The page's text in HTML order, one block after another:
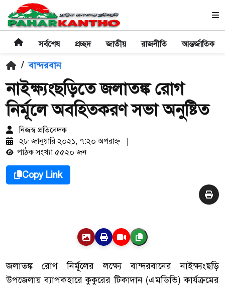
সর্বশেষ প্রচ্ছদ জাতীয় রাজনীতি আন্তর্জাতিক
/ বান্দরবান
নাইক্ষ্যংছড়িতে জলাতঙ্ক রোগ
নির্মূলে অবহিতকরণ সভা অনুষ্টিত
নিজস্ব প্রতিবেদক
২৮ জানুয়ারি ২০২১, ৭:২০ অপরাহ্ণ
পাঠক সংখ্যা ৫৫২০ জন
Copy Link
জলাতঙ্ক রোগ নির্মূলের লক্ষ্যে বান্দরবানের নাইক্ষ্যংছড়ি
উপজেলায় ব্যাপকহারে কুকুরের টিকাদান (এমডিভি) কার্যক্রমের